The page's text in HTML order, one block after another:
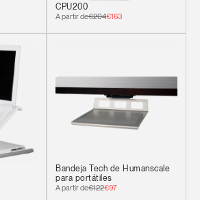
CPU200
A partir de€204€163
Bandeja Tech de Humanscale
para portátiles
A partir de€122€97